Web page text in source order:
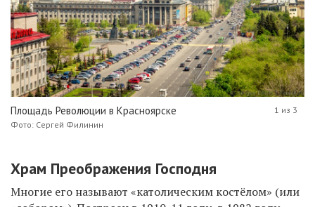
Площадь Революции в Красноярске
Фото: Сергей Филинин
1 из 3
Храм Преображения Господня
Многие его называют «католическим костёлом» (или